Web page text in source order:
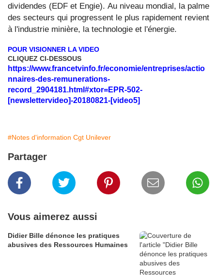
dividendes (EDF et Engie). Au niveau mondial, la palme
des secteurs qui progressent le plus rapidement revient
à l'industrie minière, la technologie et l'énergie.
POUR VISIONNER LA VIDEO
CLIQUEZ CI-DESSOUS
https://www.francetvinfo.fr/economie/entreprises/actio
nnaires-des-remunerations-
record_2904181.html#xtor=EPR-502-
[newslettervideo]-20180821-[video5]
#Notes d'information Cgt Unilever
Partager
Vous aimerez aussi
Didier Bille dénonce les pratiques
abusives des Ressources Humaines